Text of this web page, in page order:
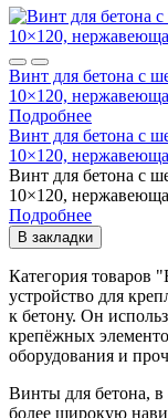
Винт для бетона с
10×120,
Подробнее
Винт для бетона с
10×120,
Винт для бетона с
10×120,
Подробнее
В закладки
Категория товаров
устройство для
к бетону. Он
крепёжных
оборудования и
Винты для бетона,
более широкую